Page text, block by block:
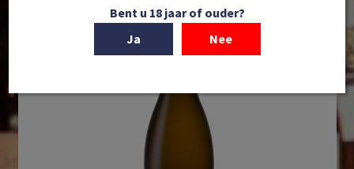
Bent u 18 jaar of ouder?
Ja
Nee